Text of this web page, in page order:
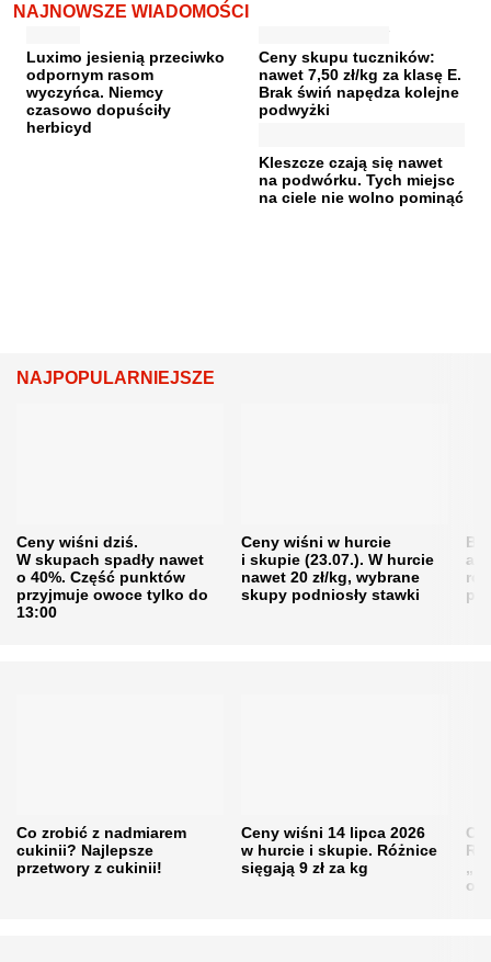
NAJNOWSZE WIADOMOŚCI
Luximo jesienią przeciwko
odpornym rasom
wyczyńca. Niemcy
czasowo dopuściły
herbicyd
Ceny skupu tuczników:
nawet 7,50 zł/kg za klasę E.
Brak świń napędza kolejne
podwyżki
Kleszcze czają się nawet
na podwórku. Tych miejsc
na ciele nie wolno pominąć
NAJPOPULARNIEJSZE
Ceny wiśni dziś.
W skupach spadły nawet
o 40%. Część punktów
przyjmuje owoce tylko do
13:00
Ceny wiśni w hurcie
i skupie (23.07.). W hurcie
nawet 20 zł/kg, wybrane
skupy podniosły stawki
Co zrobić z nadmiarem
cukinii? Najlepsze
przetwory z cukinii!
Ceny wiśni 14 lipca 2026
w hurcie i skupie. Różnice
sięgają 9 zł za kg